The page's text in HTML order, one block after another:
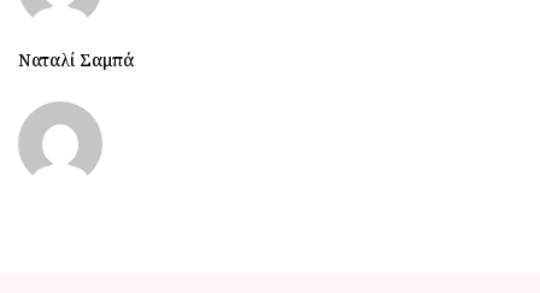
Ναταλί Σαμπά